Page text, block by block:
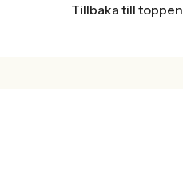
Tillbaka till toppen